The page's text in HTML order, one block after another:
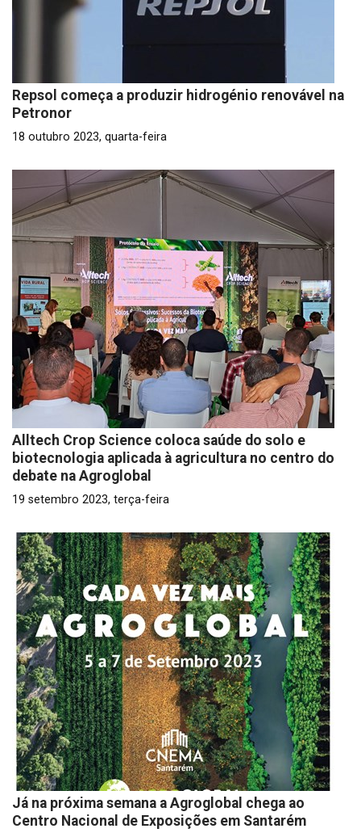
Repsol começa a produzir hidrogénio renovável na
Petronor
18 outubro 2023, quarta-feira
Alltech Crop Science coloca saúde do solo e
biotecnologia aplicada à agricultura no centro do
debate na Agroglobal
19 setembro 2023, terça-feira
Já na próxima semana a Agroglobal chega ao
Centro Nacional de Exposições em Santarém